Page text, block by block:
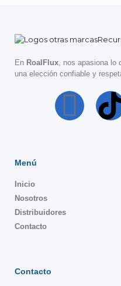
En RoalFlux, nos apasiona lo
una elección confiable y
Menú
Inicio
Nosotros
Distribuidores
Contacto
Contacto